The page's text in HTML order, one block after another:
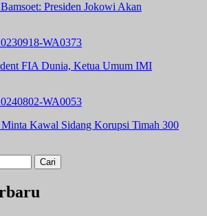
Presiden Jokowi Akan
FIA Dunia, Ketua Umum IMI
Kawal Sidang Korupsi Timah 300